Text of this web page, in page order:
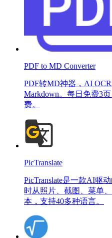
PDF to MD Converter
PDF转MD神器，AI
Markdown。每日免费3
费。
PicTranslate
PicTranslate是一款AI驱
时从照片、截图、菜单
本，支持40多种语言。